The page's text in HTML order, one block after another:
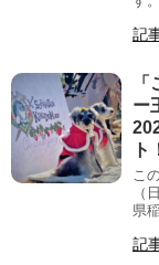
記
ー
ト
こ
（
県
記